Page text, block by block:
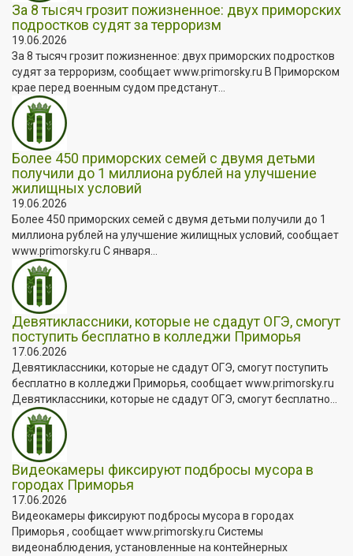
За 8 тысяч грозит пожизненное: двух приморских
подростков судят за терроризм
19.06.2026
За 8 тысяч грозит пожизненное: двух приморских подростков
судят за терроризм, сообщает www.primorsky.ru В Приморском
крае перед военным судом предстанут...
Более 450 приморских семей с двумя детьми
получили до 1 миллиона рублей на улучшение
жилищных условий
19.06.2026
Более 450 приморских семей с двумя детьми получили до 1
миллиона рублей на улучшение жилищных условий, сообщает
www.primorsky.ru С января...
Девятиклассники, которые не сдадут ОГЭ, смогут
поступить бесплатно в колледжи Приморья
17.06.2026
Девятиклассники, которые не сдадут ОГЭ, смогут поступить
бесплатно в колледжи Приморья, сообщает www.primorsky.ru
Девятиклассники, которые не сдадут ОГЭ, смогут бесплатно...
Видеокамеры фиксируют подбросы мусора в
городах Приморья
17.06.2026
Видеокамеры фиксируют подбросы мусора в городах
Приморья , сообщает www.primorsky.ru Системы
видеонаблюдения, установленные на контейнерных